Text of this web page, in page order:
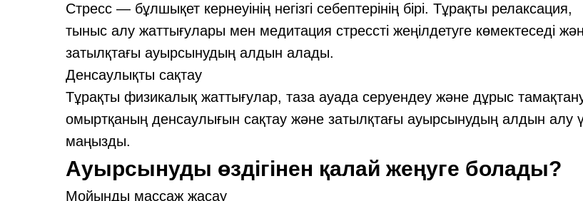
Стресс — бұлшықет кернеуінің негізгі себептерінің бірі. Тұрақты релаксация,
тыныс алу жаттығулары мен медитация стрессті жеңілдетуге көмектеседі
затылқтағы ауырсынудың алдын алады.
Денсаулықты сақтау
Тұрақты физикалық жаттығулар, таза ауада серуендеу және дұрыс
омыртқаның денсаулығын сақтау және затылқтағы ауырсынудың алдын алу
маңызды.
Ауырсынуды өздігінен қалай жеңуге болады?
Мойынды массаж жасау